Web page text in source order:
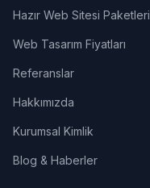
Hazır Web Sitesi Paketleri
Web Tasarım Fiyatları
Referanslar
Hakkımızda
Kurumsal Kimlik
Blog & Haberler